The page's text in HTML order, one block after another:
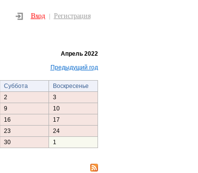
Вход Регистрация
Апрель 2022
Предыдущий год
Суббота
Воскресенье
2
3
9
10
16
17
23
24
30 1